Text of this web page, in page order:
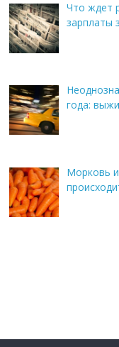
Что ждет
зарплаты
года:
Морковь